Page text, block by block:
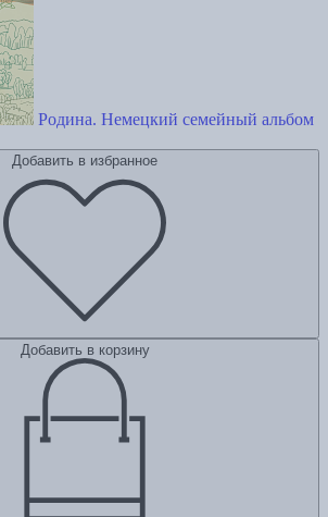
Родина. Немецкий семейный альбом
Добавить в избранное
Добавить в корзину